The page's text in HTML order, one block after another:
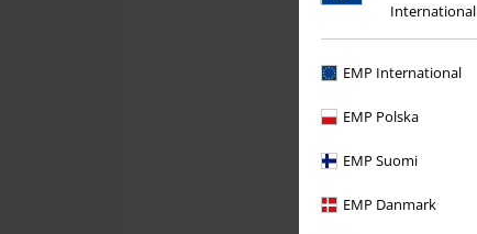
International
EMP International
EMP Polska
EMP Suomi
EMP Danmark